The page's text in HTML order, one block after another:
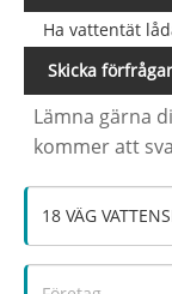
Ha vattentät
Skicka
Lämna gärna
kommer att